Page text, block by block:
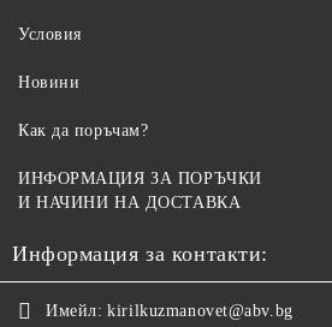
Условия
Новини
Как да поръчам?
ИНФОРМАЦИЯ ЗА ПОРЪЧКИ
И НАЧИНИ НА ДОСТАВКА
Информация за контакти:
Имейл: kirilkuzmanovet@abv.bg